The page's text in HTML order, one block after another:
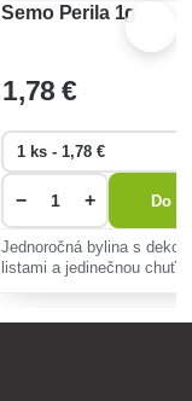
Semo Perila 1g
1,78 €
− + Do
Jednoročná bylina s
listami a jedinečnou